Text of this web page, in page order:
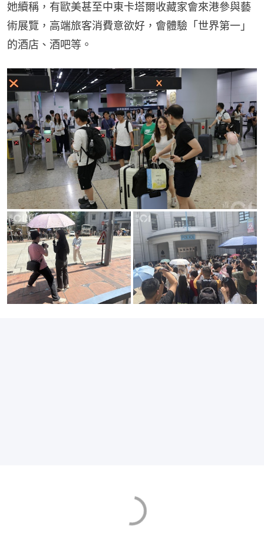
她續稱，有歐美甚至中東卡塔爾收藏家會來港參與藝
術展覽，高端旅客消費意欲好，會體驗「世界第一」
的酒店、酒吧等。